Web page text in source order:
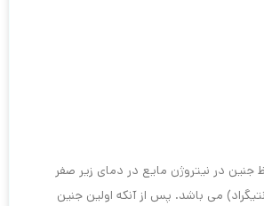
جنین در نیتروژن مایع در دمای زیر صفر
سانتیگراد) می باشد. پس از آنکه اولین جنین